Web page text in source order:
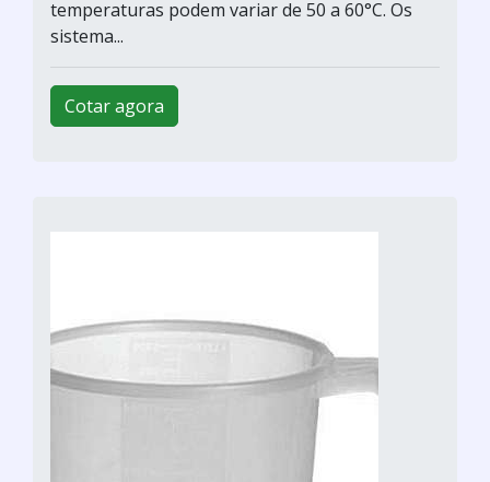
temperaturas podem variar de 50 a 60°C. Os
sistema...
Cotar agora